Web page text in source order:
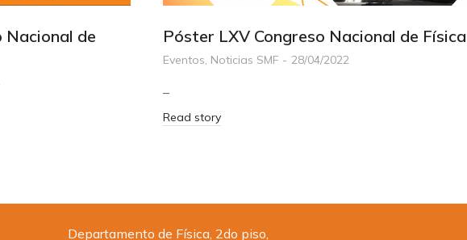
Nacional de
Póster LXV Congreso Nacional de Física
Eventos, Noticias SMF 28/04/2022
–
Read story
Departamento de Física, 2do piso,